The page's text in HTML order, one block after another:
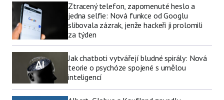
Ztracený telefon, zapomenuté heslo a
jedna selfie: Nová funkce od Googlu
slibovala zázrak, jenže hackeři ji prolomili
za týden
Jak chatboti vytvářejí bludné spirály: Nová
teorie o psychóze spojené s umělou
inteligencí